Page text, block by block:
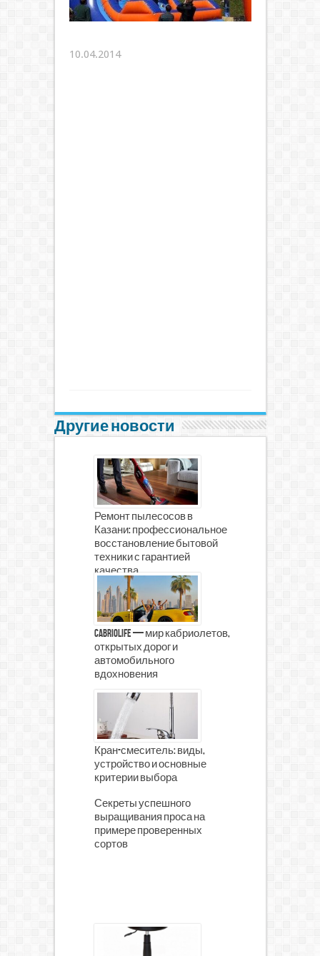
10.04.2014
Другие новости
Ремонт пылесосов в
Казани: профессиональное
восстановление бытовой
техники с гарантией
качества
CabrioLife — мир кабриолетов,
открытых дорог и
автомобильного
вдохновения
Кран-смеситель: виды,
устройство и основные
критерии выбора
Секреты успешного
выращивания проса на
примере проверенных
сортов